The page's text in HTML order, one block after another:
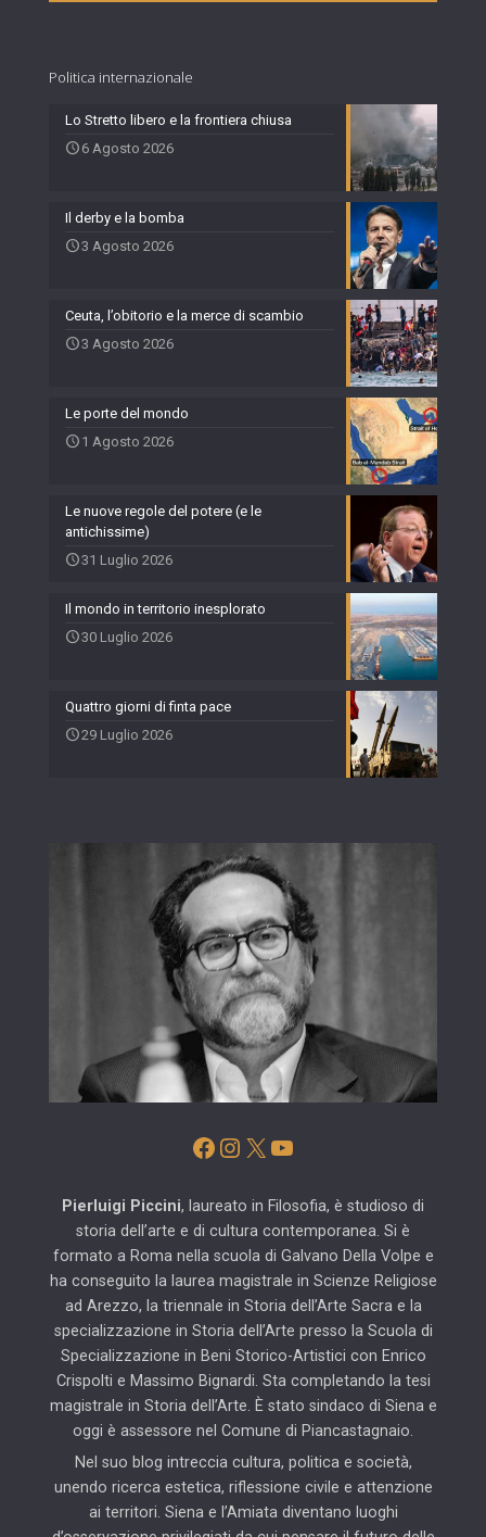
Politica internazionale
Lo Stretto libero e la frontiera chiusa
6 Agosto 2026
Il derby e la bomba
3 Agosto 2026
Ceuta, l’obitorio e la merce di scambio
3 Agosto 2026
Le porte del mondo
1 Agosto 2026
Le nuove regole del potere (e le
antichissime)
31 Luglio 2026
Il mondo in territorio inesplorato
30 Luglio 2026
Quattro giorni di finta pace
29 Luglio 2026
Facebook
Instagram
X YouTube
Pierluigi Piccini, laureato in Filosofia, è studioso di
storia dell’arte e di cultura contemporanea. Si è
formato a Roma nella scuola di Galvano Della Volpe e
ha conseguito la laurea magistrale in Scienze Religiose
ad Arezzo, la triennale in Storia dell’Arte Sacra e la
specializzazione in Storia dell’Arte presso la Scuola di
Specializzazione in Beni Storico-Artistici con Enrico
Crispolti e Massimo Bignardi. Sta completando la tesi
magistrale in Storia dell’Arte. È stato sindaco di Siena e
oggi è assessore nel Comune di Piancastagnaio.
Nel suo blog intreccia cultura, politica e società,
unendo ricerca estetica, riflessione civile e attenzione
ai territori. Siena e l’Amiata diventano luoghi